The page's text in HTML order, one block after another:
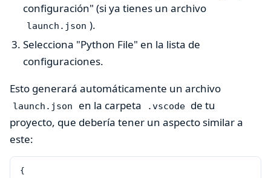
configuración" (si ya tienes un archivo
launch.json ).
Selecciona "Python File" en la lista de
configuraciones.
Esto generará automáticamente un archivo
launch.json en la carpeta .vscode de tu
proyecto, que debería tener un aspecto similar a
este:
{